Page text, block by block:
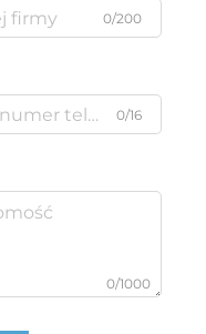
0/200
0/16
0/1000